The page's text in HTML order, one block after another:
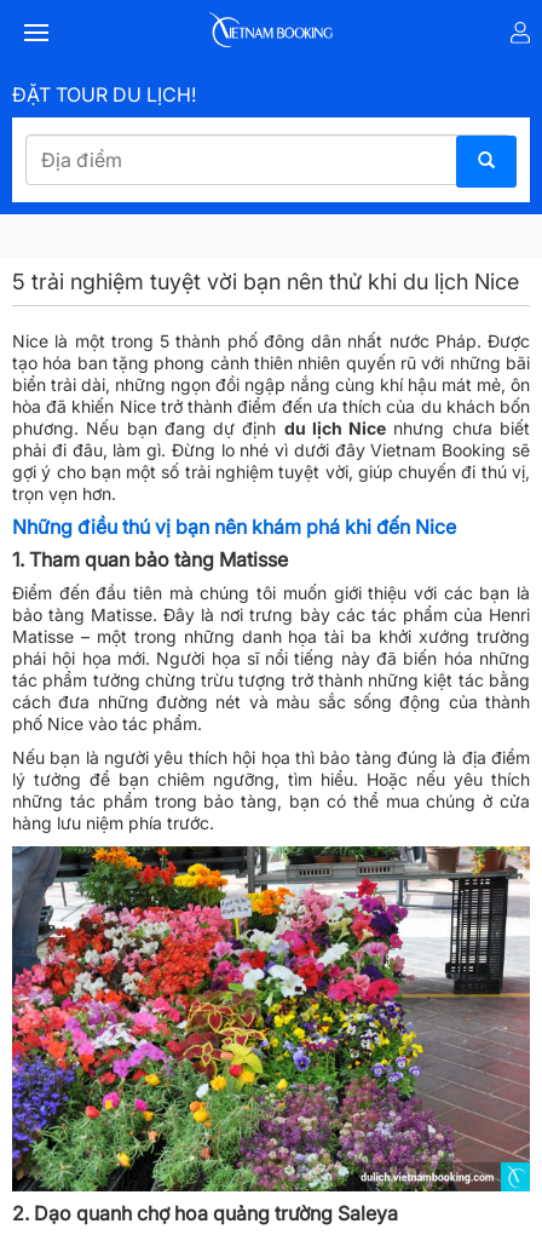
ĐẶT TOUR DU LỊCH!
5 trải nghiệm tuyệt vời bạn nên thử khi du lịch Nice
Nice là một trong 5 thành phố đông dân nhất nước Pháp. Được
tạo hóa ban tặng phong cảnh thiên nhiên quyến rũ với những bãi
biển trải dài, những ngọn đồi ngập nắng cùng khí hậu mát mẻ, ôn
hòa đã khiến Nice trở thành điểm đến ưa thích của du khách bốn
phương. Nếu bạn đang dự định du lịch Nice nhưng chưa biết
phải đi đâu, làm gì. Đừng lo nhé vì dưới đây Vietnam Booking sẽ
gợi ý cho bạn một số trải nghiệm tuyệt vời, giúp chuyến đi thú vị,
trọn vẹn hơn.
Những điều thú vị bạn nên khám phá khi đến Nice
1. Tham quan bảo tàng Matisse
Điểm đến đầu tiên mà chúng tôi muốn giới thiệu với các bạn là
bảo tàng Matisse. Đây là nơi trưng bày các tác phẩm của Henri
Matisse – một trong những danh họa tài ba khởi xướng trường
phái hội họa mới. Người họa sĩ nổi tiếng này đã biến hóa những
tác phẩm tưởng chừng trừu tượng trở thành những kiệt tác bằng
cách đưa những đường nét và màu sắc sống động của thành
phố Nice vào tác phẩm.
Nếu bạn là người yêu thích hội họa thì bảo tàng đúng là địa điểm
lý tưởng để bạn chiêm ngưỡng, tìm hiểu. Hoặc nếu yêu thích
những tác phẩm trong bảo tàng, bạn có thể mua chúng ở cửa
hàng lưu niệm phía trước.
2. Dạo quanh chợ hoa quảng trường Saleya